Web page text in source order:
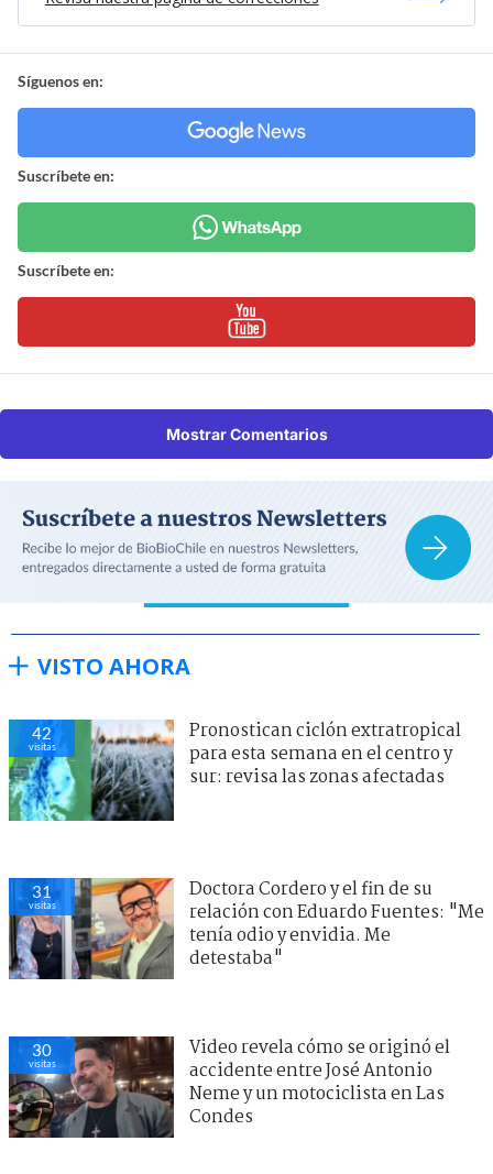
Síguenos en:
Suscríbete en:
Suscríbete en:
Mostrar Comentarios
VISTO AHORA
42
visitas
Pronostican ciclón extratropical
para esta semana en el centro y
sur: revisa las zonas afectadas
31
visitas
Doctora Cordero y el fin de su
relación con Eduardo Fuentes: "Me
tenía odio y envidia. Me
detestaba"
30
visitas
Video revela cómo se originó el
accidente entre José Antonio
Neme y un motociclista en Las
Condes